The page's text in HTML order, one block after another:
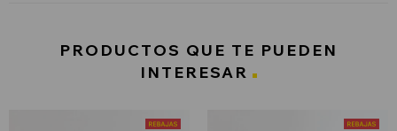
PRODUCTOS QUE TE PUEDEN
INTERESAR